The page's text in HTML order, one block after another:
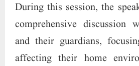
During this session, the
comprehensive discussion
and their guardians,
affecting their home